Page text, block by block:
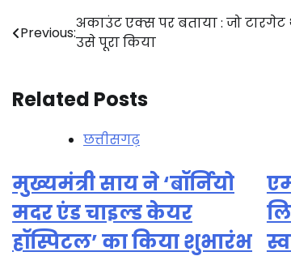
Post
navigation
Previous:
अकाउंट एक्स पर बताया : जो टारगेट
उसे पूरा किया
Related Posts
छत्तीसगढ़
मुख्यमंत्री साय ने ‘बॉर्नियो
मदर एंड चाइल्ड केयर
हॉस्पिटल’ का किया शुभारंभ